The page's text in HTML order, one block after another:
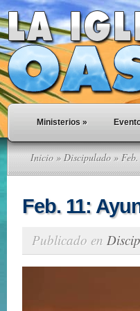
Ministerios »
Inicio » Discipulado »
Feb. 11:
Publicado en